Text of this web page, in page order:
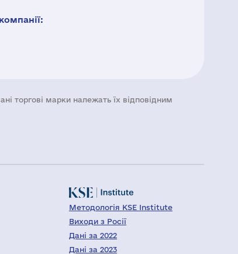
торгові марки належать їх відповідним
Методологія KSE Institute
Виходи з Росії
Дані за 2022
Дані за 2023